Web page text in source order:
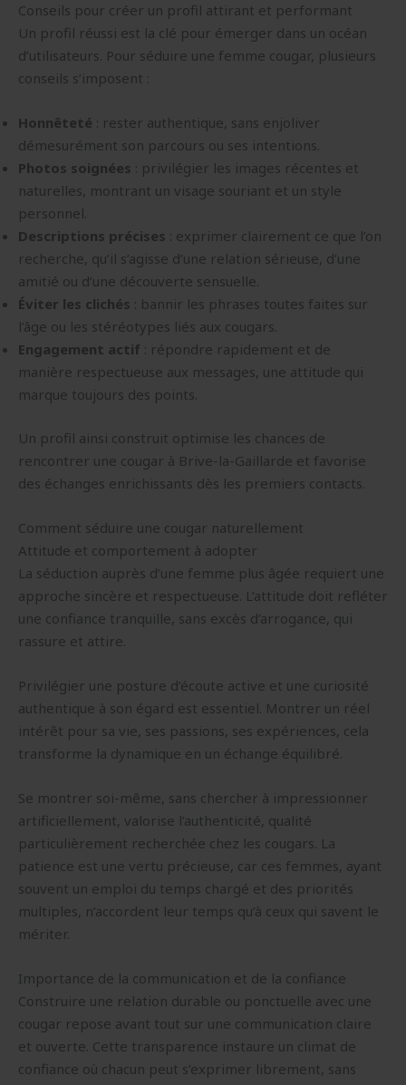
Conseils pour créer un profil attirant et performant
Un profil réussi est la clé pour émerger dans un océan
d’utilisateurs. Pour séduire une femme cougar, plusieurs
conseils s’imposent :
Honnêteté : rester authentique, sans enjoliver
démesurément son parcours ou ses intentions.
Photos soignées : privilégier les images récentes et
naturelles, montrant un visage souriant et un style
personnel.
Descriptions précises : exprimer clairement ce que l’on
recherche, qu’il s’agisse d’une relation sérieuse, d’une
amitié ou d’une découverte sensuelle.
Éviter les clichés : bannir les phrases toutes faites sur
l’âge ou les stéréotypes liés aux cougars.
Engagement actif : répondre rapidement et de
manière respectueuse aux messages, une attitude qui
marque toujours des points.
Un profil ainsi construit optimise les chances de
rencontrer une cougar à Brive-la-Gaillarde et favorise
des échanges enrichissants dès les premiers contacts.
Comment séduire une cougar naturellement
Attitude et comportement à adopter
La séduction auprès d’une femme plus âgée requiert une
approche sincère et respectueuse. L’attitude doit refléter
une confiance tranquille, sans excès d’arrogance, qui
rassure et attire.
Privilégier une posture d’écoute active et une curiosité
authentique à son égard est essentiel. Montrer un réel
intérêt pour sa vie, ses passions, ses expériences, cela
transforme la dynamique en un échange équilibré.
Se montrer soi-même, sans chercher à impressionner
artificiellement, valorise l’authenticité, qualité
particulièrement recherchée chez les cougars. La
patience est une vertu précieuse, car ces femmes, ayant
souvent un emploi du temps chargé et des priorités
multiples, n’accordent leur temps qu’à ceux qui savent le
mériter.
Importance de la communication et de la confiance
Construire une relation durable ou ponctuelle avec une
cougar repose avant tout sur une communication claire
et ouverte. Cette transparence instaure un climat de
confiance où chacun peut s’exprimer librement, sans